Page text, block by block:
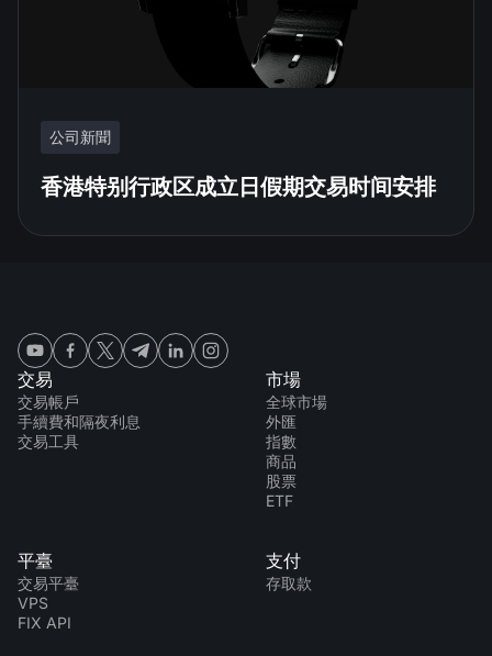
公司新聞
香港特别行政区成立日假期交易时间安排
交易
交易帳戶
手續費和隔夜利息
交易工具
市場
全球市場
外匯
指數
商品
股票
ETF
平臺
交易平臺
VPS
FIX API
支付
存取款